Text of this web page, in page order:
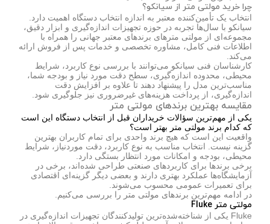
چرا خرید مولتی متر از سیانکو؟
انتخاب یک تأمین‌کننده معتبر به اندازه انتخاب دستگاه اهمیت دارد.
سیانکو با سال‌ها تجربه در حوزه تجهیزات اندازه‌گیری و ابزار دقیق،
مجموعه‌ای از مولتی مترهای برندهای معتبر جهانی را همراه با
اطلاعات فنی کامل، مشاوره تخصصی و خدمات پس از فروش ارائه
می‌کند.
کارشناسان فنی سیانکو می‌توانند با بررسی نوع کاربرد، شرایط
محیطی، محدوده اندازه‌گیری، سطح دقت مورد نیاز و بودجه شما،
مناسب‌ترین مدل را پیشنهاد دهند تا علاوه بر افزایش دقت
اندازه‌گیری، از پرداخت هزینه‌های غیرضروری نیز جلوگیری شود.
مقایسه بهترین برندهای مولتی متر
یکی از مهم‌ترین سؤالات خریداران قبل از انتخاب دستگاه این است
که کدام برند مولتی متر بهتر است؟
واقعیت این است که هیچ برند واحدی برای تمام کاربران بهترین
گزینه نیست. انتخاب مناسب به نوع کاربرد، دقت موردنیاز، شرایط
محیطی، بودجه و امکانات مورد انتظار بستگی دارد.
برخی برندها برای کاربردهای صنعتی طراحی شده‌اند، برخی در
آزمایشگاه‌ها عملکرد بهتری دارند و بعضی دیگر گزینه‌ای اقتصادی
برای تعمیرات عمومی محسوب می‌شوند.
در ادامه مهم‌ترین برندهای مولتی متر را بررسی می‌کنیم.
مولتی متر Fluke
Fluke یکی از شناخته‌شده‌ترین تولیدکنندگان تجهیزات اندازه‌گیری در